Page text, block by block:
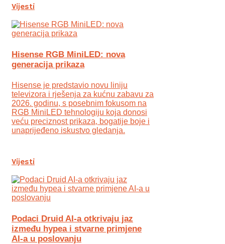
Vijesti
Hisense RGB MiniLED: nova
generacija prikaza
Hisense je predstavio novu liniju
televizora i rješenja za kućnu zabavu za
2026. godinu, s posebnim fokusom na
RGB MiniLED tehnologiju koja donosi
veću preciznost prikaza, bogatije boje i
unaprijeđeno iskustvo gledanja.
Vijesti
Podaci Druid AI-a otkrivaju jaz
između hypea i stvarne primjene
AI-a u poslovanju